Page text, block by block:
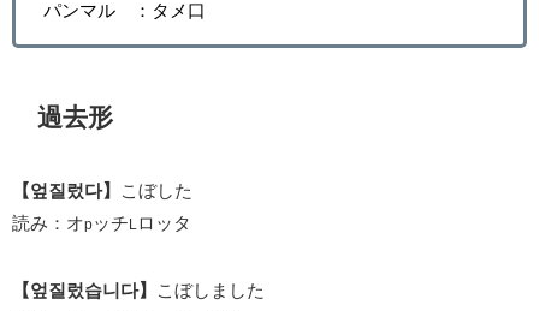
パンマル ：タメ口
過去形
【엎질렀다】
こぼした
読み：オpッチ ロッタ
【엎질렀습니다】
こぼしました